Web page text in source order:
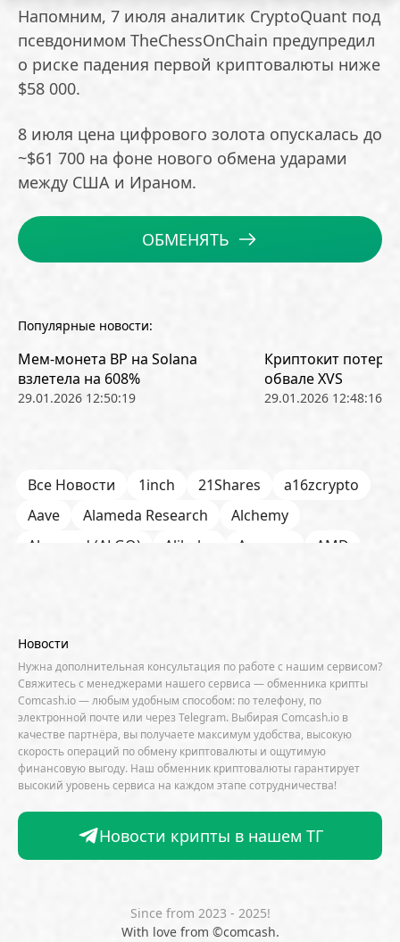
Напомним, 7 июля аналитик CryptoQuant под
псевдонимом TheChessOnChain предупредил
о риске падения первой криптовалюты ниже
$58 000.
8 июля цена цифрового золота опускалась до
~$61 700 на фоне нового обмена ударами
между США и Ираном.
ОБМЕНЯТЬ
Популярные новости:
Мем-монета BP на Solana
взлетела на 608%
29.01.2026 12:50:19
Криптокит
обвале XVS
29.01.2026 12:48:16
Все Новости 1inch 21Shares
a16zcrypto
Aave
Alameda Research
Alchemy
Algorand (ALGO)
Alibaba Amazon
AMD
Aster
Binance
BIS Bitcoin Core
Bitcoin Pizza Day
Bitfarms
Bitfinex Bitget
Bithumb
BitMEX
BitOK Bitwise BlackRock
Block
Bloomberg
BNB Chain
BNP Paribas
Börse Stuttgart
BTCFi Bullish
Bybit
Chainalysis
Chainlink (LINK)
Coinbase CoinDesk
Новости
Нужна дополнительная консультация по работе с нашим сервисом?
Свяжитесь с менеджерами нашего сервиса — обменника крипты
Comcash.io — любым удобным способом: по телефону, по
электронной почте или через Telegram. Выбирая Comcash.io в
качестве партнёра, вы получаете максимум удобства, высокую
скорость операций по обмену криптовалюты и ощутимую
финансовую выгоду. Наш обменник криптовалюты гарантирует
высокий уровень сервиса на каждом этапе сотрудничества!
Новости крипты в нашем ТГ
Since from 2023 - 2025!
With love from ©comcash.